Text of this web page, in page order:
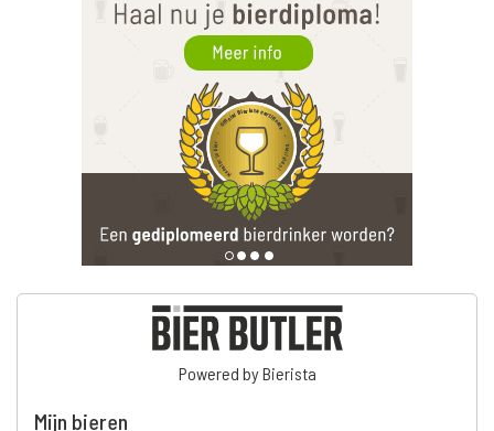
Powered by Bierista
Mijn bieren